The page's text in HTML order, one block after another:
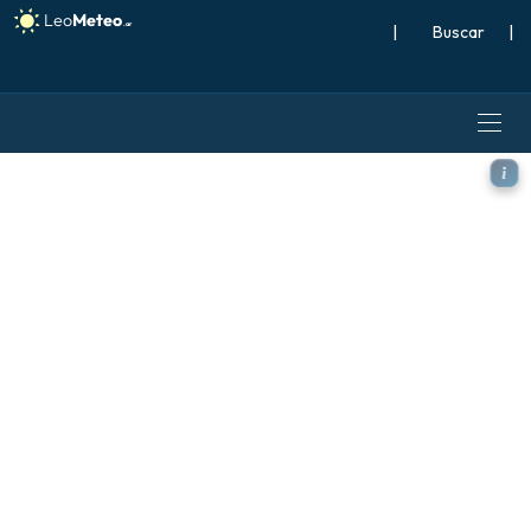
| |
ECMWF IFS 0.25° modelo